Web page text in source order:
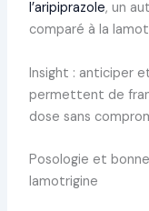
l’aripiprazole, un
comparé à la
Insight : anticiper
permettent de
dose sans
Posologie et
lamotrigine